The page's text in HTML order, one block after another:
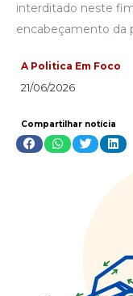
interditado neste
encabeçamento da
A Politica Em Foco
21/06/2026
Compartilhar notícia